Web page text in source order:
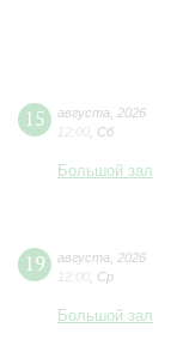
15 августа
2026
12:00 Сб
Большой зал
19 августа
2026
12:00 Ср
Большой зал